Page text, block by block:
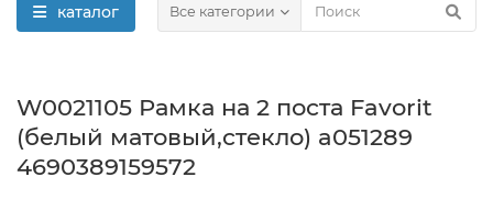
каталог Все категории
W0021105 Рамка на 2 поста Favorit
(белый матовый,стекло) a051289
4690389159572